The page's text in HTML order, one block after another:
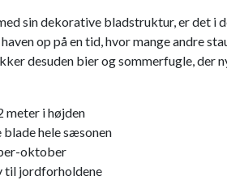
sin dekorative bladstruktur, er det
op på en tid, hvor mange andre
desuden bier og sommerfugle,
meter i højden
hele sæsonen
oktober
til jordforholdene